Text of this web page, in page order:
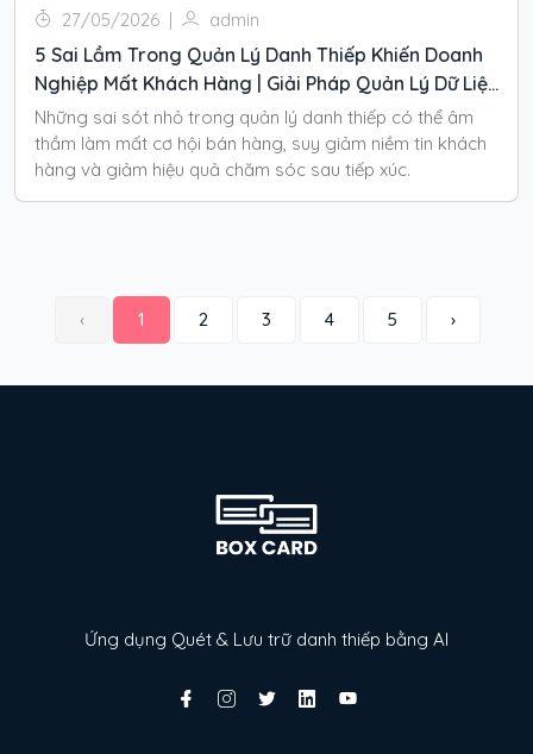
27/05/2026 | admin
5 Sai Lầm Trong Quản Lý Danh Thiếp Khiến Doanh
Nghiệp Mất Khách Hàng | Giải Pháp Quản Lý Dữ Liệu
Thực Tiễn Giúp Bảo Vệ Hiệu Suất Bán Hàng
Những sai sót nhỏ trong quản lý danh thiếp có thể âm
thầm làm mất cơ hội bán hàng, suy giảm niềm tin khách
hàng và giảm hiệu quả chăm sóc sau tiếp xúc.
‹ 1 2 3 4 5 ›
Ứng dụng Quét & Lưu trữ danh thiếp bằng AI